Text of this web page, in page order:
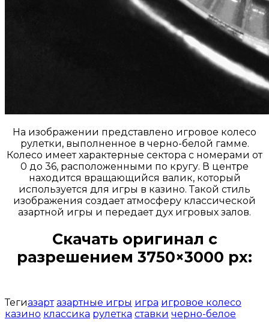
На изображении представлено игровое колесо
рулетки, выполненное в черно-белой гамме.
Колесо имеет характерные сектора с номерами от
0 до 36, расположенными по кругу. В центре
находится вращающийся валик, который
используется для игры в казино. Такой стиль
изображения создает атмосферу классической
азартной игры и передает дух игровых залов.
Скачать оригинал с
разрешением 3750×3000 px:
Тегиазарт азартные игры игра игровое колесо
казино классика рулетка ставки черно-белое